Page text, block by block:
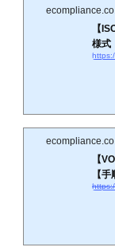
【
様式
【
【